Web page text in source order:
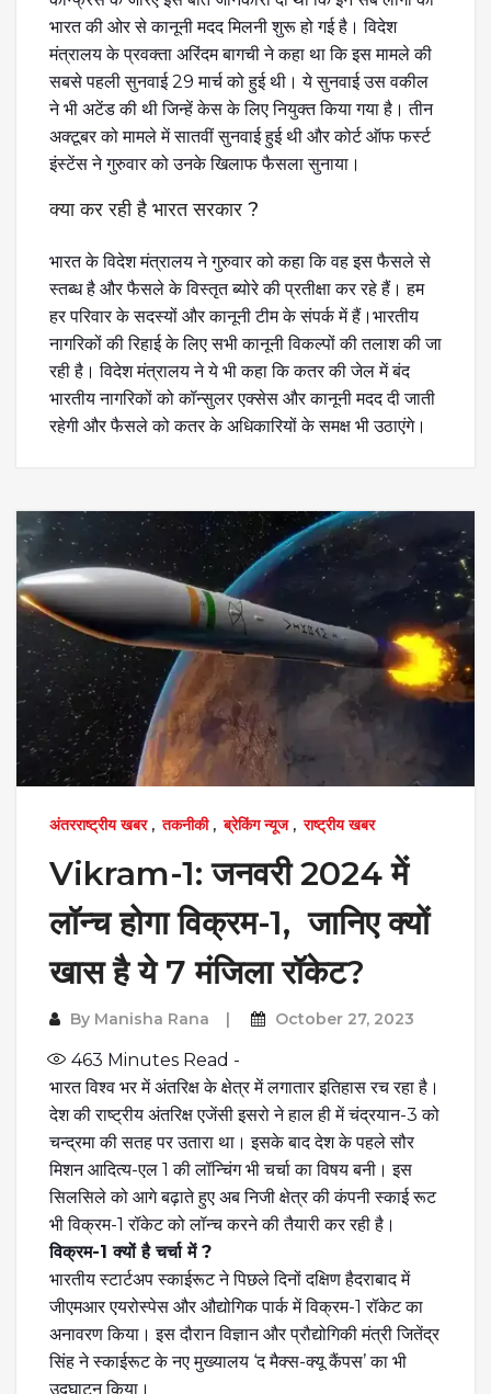
भारत की ओर से कानूनी मदद मिलनी शुरू हो गई है। विदेश
मंत्रालय के प्रवक्ता अरिंदम बागची ने कहा था कि इस मामले की
सबसे पहली सुनवाई 29 मार्च को हुई थी। ये सुनवाई उस वकील
ने भी अटेंड की थी जिन्हें केस के लिए नियुक्त किया गया है। तीन
अक्टूबर को मामले में सातवीं सुनवाई हुई थी और कोर्ट ऑफ फर्स्ट
इंस्टेंस ने गुरुवार को उनके खिलाफ फैसला सुनाया।
क्या कर रही है भारत सरकार ?
भारत के विदेश मंत्रालय ने गुरुवार को कहा कि वह इस फैसले से
स्तब्ध है और फैसले के विस्तृत ब्योरे की प्रतीक्षा कर रहे हैं। हम
हर परिवार के सदस्यों और कानूनी टीम के संपर्क में हैं।‌भारतीय
नागरिकों की रिहाई के लिए सभी कानूनी विकल्पों की तलाश की जा
रही है। विदेश मंत्रालय ने ये भी कहा कि कतर की जेल में बंद
भारतीय नागरिकों को कॉन्सुलर एक्सेस और कानूनी मदद दी जाती
रहेगी और फैसले को कतर के अधिकारियों के समक्ष भी उठाएंगे।
अंतरराष्ट्रीय खबर, तकनीकी, ब्रेकिंग न्यूज, राष्ट्रीय खबर
Vikram-1: जनवरी 2024 में
लॉन्च होगा विक्रम-1, जानिए क्यों
खास है ये 7 मंजिला रॉकेट?
By Manisha Rana October 27, 2023
463 Minutes Read -
भारत विश्व भर में अंतरिक्ष के क्षेत्र में लगातार इतिहास रच रहा है।
देश की राष्ट्रीय अंतरिक्ष एजेंसी इसरो ने हाल ही में चंद्रयान-3 को
चन्द्रमा की सतह पर उतारा था। इसके बाद देश के पहले सौर
मिशन आदित्य-एल 1 की लॉन्चिंग भी चर्चा का विषय बनी। इस
सिलसिले को आगे बढ़ाते हुए अब निजी क्षेत्र की कंपनीस्काई रूट
भी विक्रम-1 रॉकेट को लॉन्च करने की तैयारी कर रही है।
विक्रम-1 क्यों है चर्चा में ?
भारतीय स्टार्टअप स्काईरूट ने पिछले दिनों दक्षिण हैदराबाद में
जीएमआर एयरोस्पेस और औद्योगिक पार्क में विक्रम-1 रॉकेट का
अनावरण किया। इस दौरान विज्ञान और प्रौद्योगिकी मंत्री जितेंद्र
सिंह ने स्काईरूट के नए मुख्यालय ‘द मैक्स-क्यू कैंपस’ का भी
उद्घाटन किया।